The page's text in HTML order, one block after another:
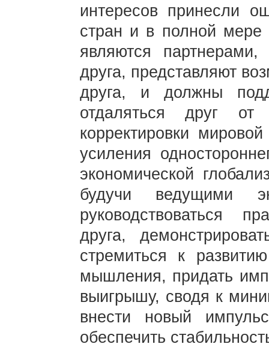
интересов принесли
стран и в полной мере
являются
друга, представляют
друга, и должны
отдаляться друг
корректировки
усиления
экономической
будучи ведущими
руководствоваться
друга,
стремиться к
мышления, придать
выигрышу, сводя к
внести новый
обеспечить